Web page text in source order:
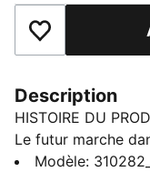
Ajouter aux
Description
HISTOIRE DU
Le futur marche
training
Modèle: